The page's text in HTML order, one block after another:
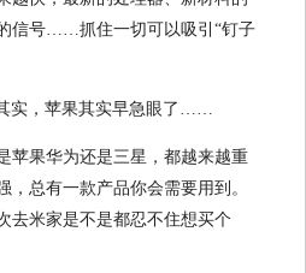
信号……抓住一切可以吸引“钉子
苹果华为还是三星，都越来越重
，总有一款产品你会需要用到。
去米家是不是都忍不住想买个